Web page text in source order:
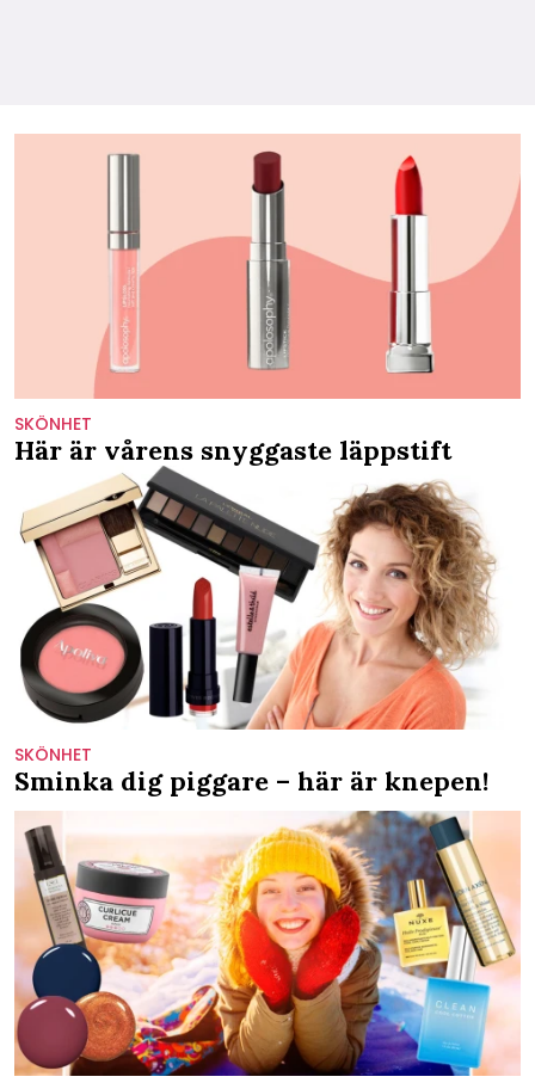
SKÖNHET
Här är vårens snyggaste läppstift
SKÖNHET
Sminka dig piggare – här är knepen!